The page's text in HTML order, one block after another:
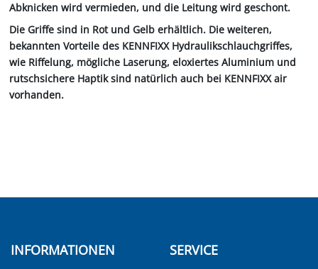
Abknicken wird vermieden, und die Leitung wird geschont.
Die Griffe sind in Rot und Gelb erhältlich. Die weiteren,
bekannten Vorteile des KENNFIXX Hydraulikschlauchgriffes,
wie Riffelung, mögliche Laserung, eloxiertes Aluminium und
rutschsichere Haptik sind natürlich auch bei KENNFIXX air
vorhanden.
INFORMATIONEN SERVICE